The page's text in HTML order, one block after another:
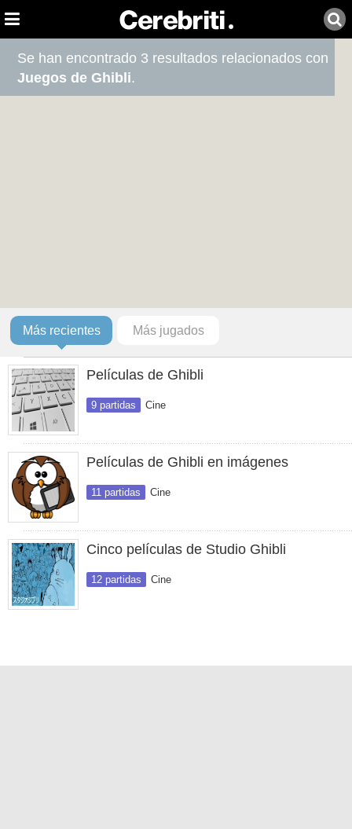
Se han encontrado 3 resultados relacionados con
Juegos de Ghibli.
Más recientes Más jugados
Películas de Ghibli
9 partidas Cine
Películas de Ghibli en imágenes
11 partidas Cine
Cinco películas de Studio Ghibli
12 partidas Cine